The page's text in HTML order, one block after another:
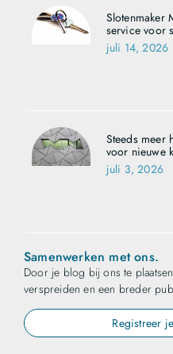
Slotenmaker
service voor
juli 14, 2026
Steeds meer
voor nieuwe
juli 3, 2026
Samenwerken met ons.
Door je blog bij ons te
verspreiden en een breder
Registreer